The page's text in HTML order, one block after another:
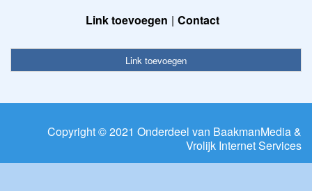
Link toevoegen Contact
Link toevoegen
Copyright © 2021 Onderdeel van BaakmanMedia&
Vrolijk Internet Services